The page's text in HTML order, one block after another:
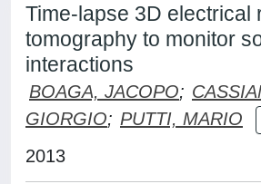
Time-lapse 3D electrical
tomography to monitor
interactions
BOAGA, JACOPO;
GIORGIO; PUTTI, MARIO
2013